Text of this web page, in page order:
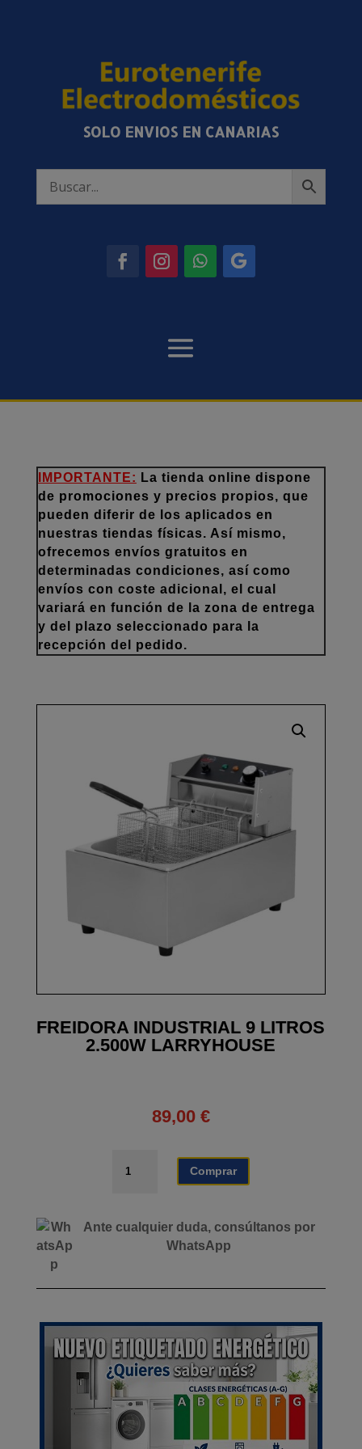
SOLO ENVIOS EN CANARIAS
IMPORTANTE: La tienda online dispone
de promociones y precios propios, que
pueden diferir de los aplicados en
nuestras tiendas físicas. Así mismo,
ofrecemos envíos gratuitos en
determinadas condiciones, así como
envíos con coste adicional, el cual
variará en función de la zona de entrega
y del plazo seleccionado para la
recepción del pedido.
FREIDORA INDUSTRIAL 9 LITROS
2.500W LARRYHOUSE
89,00 €
FREIDORA
INDUSTRIAL
2.500W
LARRYHOUSE
Comprar
Ante cualquier duda, consúltanos por
WhatsApp